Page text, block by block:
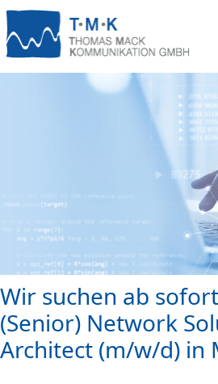
Wir suchen ab
(Senior) Network
Architect (m/w/d) in